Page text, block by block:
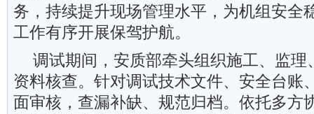
务，持续提升现场管理水平，为机组安全
工作有序开展保驾护航。
调试期间，安质部牵头组织施工、监理
资料核查。针对调试技术文件、安全台账
面审核，查漏补缺、规范归档。依托多方